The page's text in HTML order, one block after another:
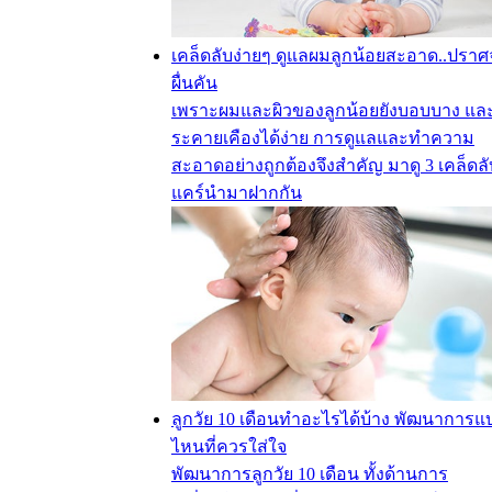
เคล็ดลับง่ายๆ ดูแลผมลูกน้อยสะอาด..ปราศ
ผื่นคัน
เพราะผมและผิวของลูกน้อยยังบอบบาง แล
ระคายเคืองได้ง่าย การดูแลและทำความ
สะอาดอย่างถูกต้องจึงสำคัญ มาดู 3 เคล็ด
แคร์นำมาฝากกัน
ลูกวัย 10 เดือนทำอะไรได้บ้าง พัฒนาการแ
ไหนที่ควรใส่ใจ
พัฒนาการลูกวัย 10 เดือน ทั้งด้านการ